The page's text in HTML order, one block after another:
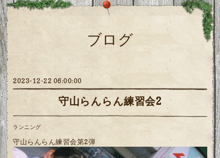
ブログ
2023-12-22 06:00:00
守山らんらん練習会2
ランニング
守山らんらん練習会第2弾